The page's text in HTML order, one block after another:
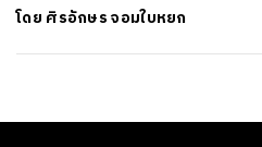
โดย ศิรอักษร จอมใบหยก